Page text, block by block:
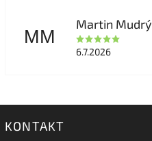
MM
Martin Mudrý
6.7.2026
KONTAKT